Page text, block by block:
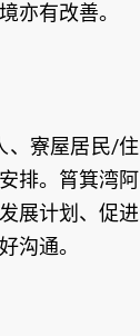
亦有改善。
、寮屋居民/住
排。筲箕湾阿
展计划、促进
沟通。